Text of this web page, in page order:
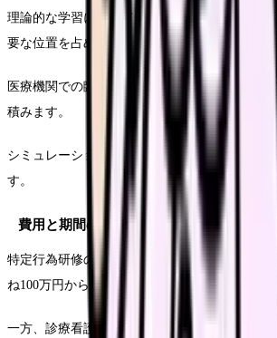
理論的な学習に加えて、実践的な技能を身に
要な位置を占めます。
医療機関での臨床実習では、実際の患者診療
積みます。
シミュレーション教育を通じて、実践的な診療
す。
費用と期間の比較
特定行為研修の費用は、選択する区分数によ
ね100万円から200万円程度です。
一方、診療看護師の教育課程は、大学院での2